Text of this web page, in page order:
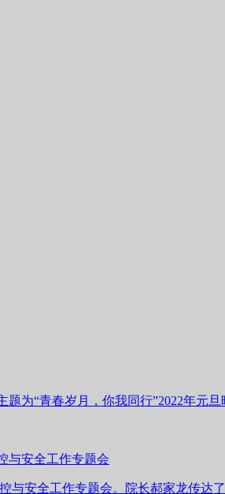
题为“青春岁月，你我同行”2022年
与安全工作专题会
与安全工作专题会。院长郝家龙传